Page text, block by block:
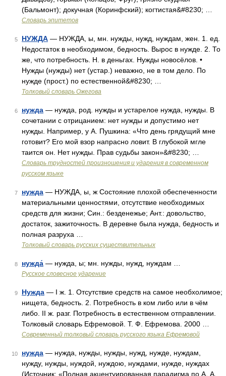
(Бальмонт); докучная (Коринфский); когтистая&#8230; …
Словарь эпитетов
5 НУЖДА — НУЖДА, ы, мн. нужды, нужд, нуждам, жен. 1. ед.
Недостаток в необходимом, бедность. Вырос в нужде. 2. То
же, что потребность. Н. в деньгах. Нужды новосёлов. •
Нужды (нужды) нет (устар.) неважно, не в том дело. По
нужде (прост.) по естественной&#8230; …
Толковый словарь Ожегова
6 нужда — нужда, род. нужды и устарелое нужда, нужды. В
сочетании с отрицанием: нет нужды и допустимо нет
нужды. Например, у А. Пушкина: «Что день грядущий мне
готовит? Его мой взор напрасно ловит. В глубокой мгле
таится он. Нет нужды. Прав судьбы закон»&#8230; …
Словарь трудностей произношения и ударения в современном
русском языке
7 нужда — НУЖДА, ы, ж Состояние плохой обеспеченности
материальными ценностями, отсутствие необходимых
средств для жизни; Син.: безденежье; Ант.: довольство,
достаток, зажиточность. В деревне была нужда, бедность и
полная разруха …
Толковый словарь русских существительных
8 нужда́ — нужда, ы; мн. нужды, нужд, нуждам …
Русское словесное ударение
9 Нужда — I ж. 1. Отсутствие средств на самое необхолимое;
нищета, бедность. 2. Потребность в ком либо или в чём
либо. II ж. разг. Потребность в естественном отправлении.
Толковый словарь Ефремовой. Т. Ф. Ефремова. 2000 …
Современный толковый словарь русского языка Ефремовой
10 нужда — нужда, нужды, нужды, нужд, нужде, нуждам,
нужду, нужды, нуждой, нуждою, нуждами, нужде, нуждах
(Источник: «Полная акцентуированная парадигма по А. А.